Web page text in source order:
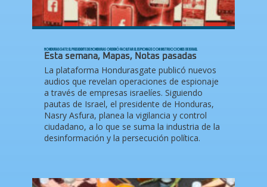
HONDURASGATE: EL PRESIDENTE DE HONDURAS ORDENÓ FACILITAR EL ESPIONAJE CON INSTRUCCIONES DE ISRAEL
Esta semana, Mapas, Notas pasadas
La plataforma Hondurasgate publicó nuevos
audios que revelan operaciones de espionaje
a través de empresas israelíes. Siguiendo
pautas de Israel, el presidente de Honduras,
Nasry Asfura, planea la vigilancia y control
ciudadano, a lo que se suma la industria de la
desinformación y la persecución política.